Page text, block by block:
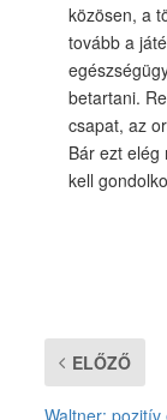
közösen, a
tovább a
betartani.
csapat, az
Bár ezt elég
kell
ELŐZŐ
Waltner: